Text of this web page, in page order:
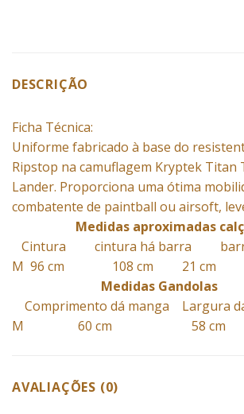
DESCRIÇÃO
Ficha Técnica:
Uniforme fabricado à base do
Ripstop na camuflagem Kryptek Titan
Lander. Proporciona uma ótima
combatente de paintball ou airsoft,
Medidas aproximadas
Cintura cintura há barra
M 96 cm 108 cm 21 cm
Medidas Gandolas
Comprimento dá manga Largura
M 60 cm 58 cm
AVALIAÇÕES (0)